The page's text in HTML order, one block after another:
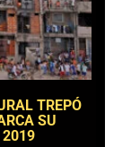
TREPÓ
SU
2019